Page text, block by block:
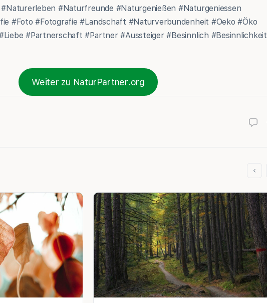
#Naturfreunde #Naturgenießen #Naturgeniessen
#Foto #Fotografie #Landschaft #Naturverbundenheit #Oeko #Öko
#Partnerschaft #Partner #Aussteiger #Besinnlich #Besinnlichkeit
Weiter zu NaturPartner.org